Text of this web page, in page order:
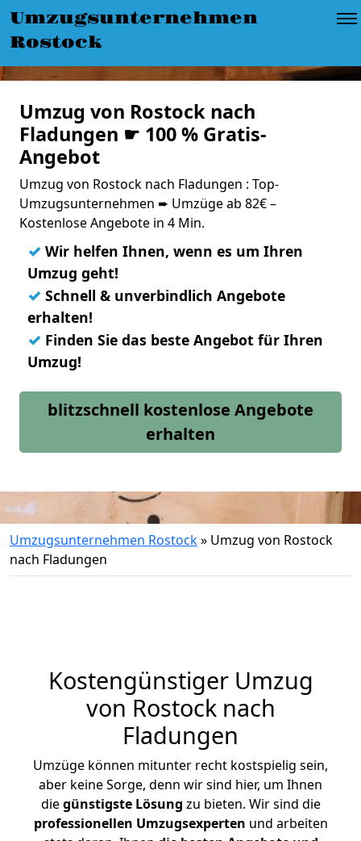
Umzugsunternehmen
Rostock
Umzug von Rostock nach
Fladungen ☛ 100 % Gratis-
Angebot
Umzug von Rostock nach Fladungen : Top-
Umzugsunternehmen ➨ Umzüge ab 82€ –
Kostenlose Angebote in 4 Min.
✓ Wir helfen Ihnen, wenn es um Ihren
Umzug geht!
✓ Schnell & unverbindlich Angebote
erhalten!
✓ Finden Sie das beste Angebot für Ihren
Umzug!
blitzschnell kostenlose Angebote
erhalten
Umzugsunternehmen Rostock» Umzug von Rostock
nach Fladungen
Kostengünstiger Umzug
von Rostock nach
Fladungen
Umzüge können mitunter recht kostspielig sein,
aber keine Sorge, denn wir sind hier, um Ihnen
diegünstigste Lösung zu bieten. Wir sind die
professionellen Umzugsexperten und arbeiten